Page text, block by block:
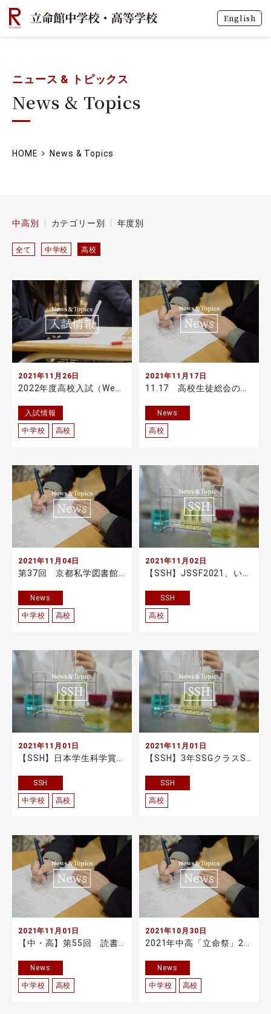
English
ニュース & トピックス
News & Topics
HOME News & Topics
中高別 カテゴリー別 年度別
全て 中学校 高校
2021年11月26日
入試情報
中学校 高校
2021年11月17日
News
高校
2021年11月04日
News
中学校 高校
2021年11月02日
SSH
高校
2021年11月01日
SSH
中学校 高校
2021年11月01日
SSH
高校
2021年11月01日
News
中学校 高校
2021年10月30日
News
中学校 高校